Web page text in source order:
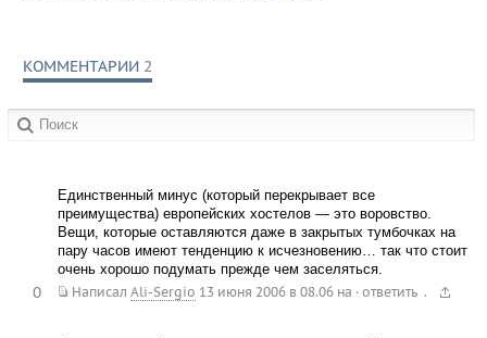
КОММЕНТАРИИ 2
Единственный минус (который перекрывает все
преимущества) европейских хостелов — это воровство.
Вещи, которые оставляются даже в закрытых тумбочках на
пару часов имеют тенденцию к исчезновению… так что стоит
очень хорошо подумать прежде чем заселяться.
Написал Ali-Sergio 13 июня 2006 в 08.06на · ответить .
0